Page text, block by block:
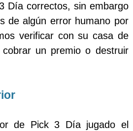
Día correctos, sin embargo
de algún error humano por
verificar con su casa de
un premio o destruir
de Pick 3 Día jugado el